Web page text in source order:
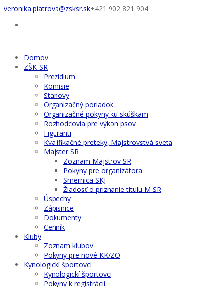
veronika.piatrova@zsksr.sk+421 902 821 904
Domov
ZŠK-SR
Prezídium
Komisie
Stanovy
Organizačný poriadok
Organizačné pokyny ku skúškam
Rozhodcovia pre výkon psov
Figuranti
Kvalifikačné preteky, Majstrovstvá sveta
Majster SR
Zoznam Majstrov SR
Pokyny pre organizátora
Smernica SKJ
Žiadosť o priznanie titulu M SR
Úspechy
Zápisnice
Dokumenty
Cenník
Kluby
Zoznam klubov
Pokyny pre nové KK/ZO
Kynologickí športovci
Kynologickí športovci
Pokyny k registrácii